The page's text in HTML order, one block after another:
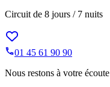
Circuit de 8 jours / 7 nuits
01 45 61 90 90
Nous restons à votre écoute